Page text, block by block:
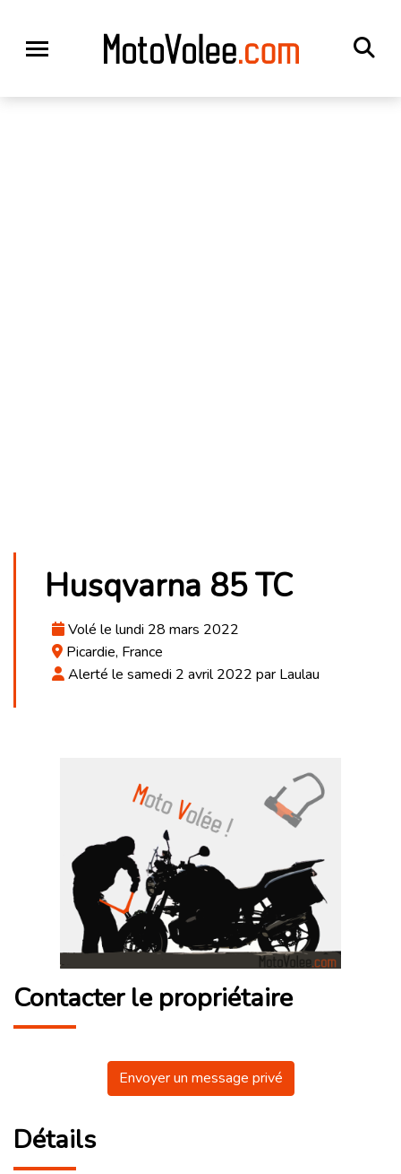
Husqvarna 85 TC
Volé le lundi 28 mars 2022
Picardie, France
Alerté le samedi 2 avril 2022 par Laulau
Contacter le propriétaire
Envoyer un message privé
Détails